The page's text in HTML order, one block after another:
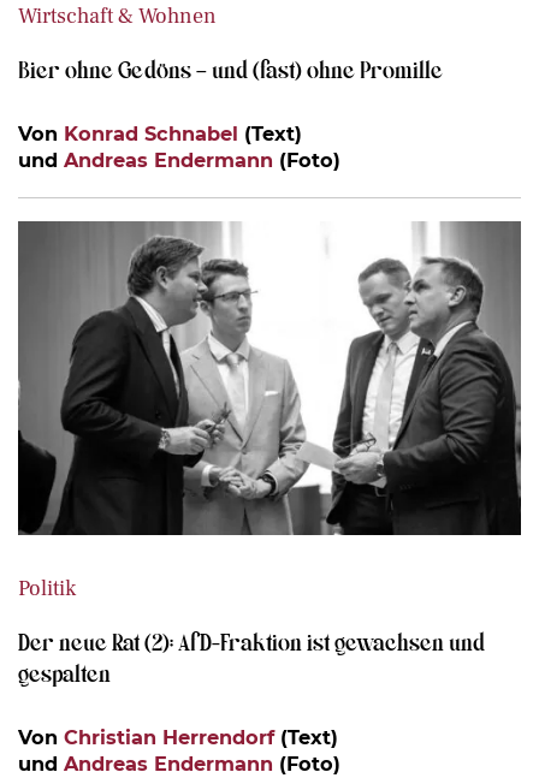
Wirtschaft & Wohnen
Bier ohne Gedöns – und (fast) ohne Promille
Von Konrad Schnabel (Text)
und Andreas Endermann (Foto)
Politik
Der neue Rat (2): AfD-Fraktion ist gewachsen und
gespalten
Von Christian Herrendorf(Text)
und Andreas Endermann (Foto)